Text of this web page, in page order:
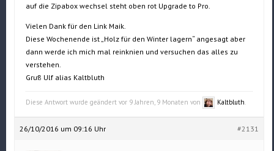
auf die Zipabox wechsel steht oben rot Upgrade to Pro.
Vielen Dank für den Link Maik.
Diese Wochenende ist „Holz für den Winter lagern“ angesagt aber
dann werde ich mich mal reinknien und versuchen das alles zu
verstehen.
Gruß Ulf alias Kaltbluth
Diese Antwort wurde geändert vor 9 Jahren, 9 Monaten von Kaltbluth
26/10/2016 um 09:16 Uhr #2131